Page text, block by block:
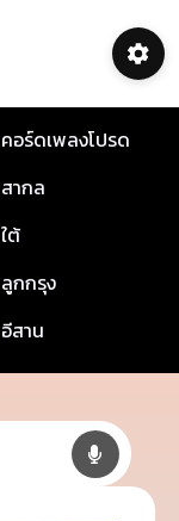
คอร์ดเพลงโปรด
สากล
ใต้
ลูกกรุง
อีสาน